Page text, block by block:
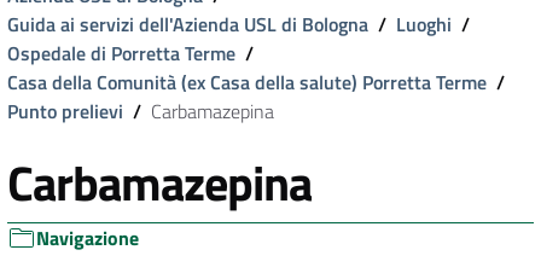
Guida ai servizi dell'Azienda USL di Bologna / Luoghi /
Ospedale di Porretta Terme /
Casa della Comunità (ex Casa della salute) Porretta Terme /
Punto prelievi / Carbamazepina
Carbamazepina
Navigazione